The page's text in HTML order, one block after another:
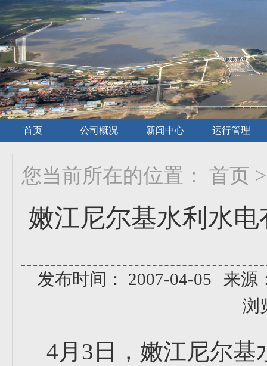
首页 公司概况 新闻中心 运行管理
您当前所在的位置： 首页 >
嫩江尼尔基水利水
发布时间： 2007-04-05
来源
浏
4月3日，嫩江尼尔